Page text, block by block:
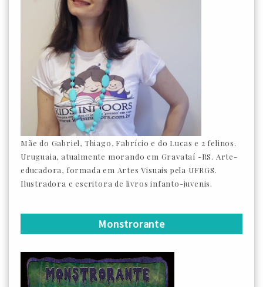
Mãe do Gabriel, Thiago, Fabrício e do Lucas e 2 felinos.
Uruguaia, atualmente morando em Gravataí -RS. Arte-
educadora, formada em Artes Visuais pela UFRGS.
Ilustradora e escritora de livros infanto-juvenis.
Monstrorante